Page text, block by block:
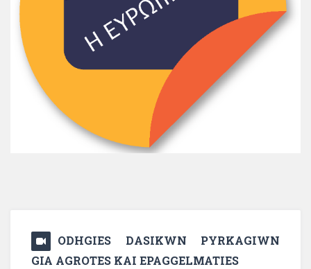
ODHGIES DASIKWN PYRKAGIWN
GIA AGROTES KAI EPAGGELMATIES